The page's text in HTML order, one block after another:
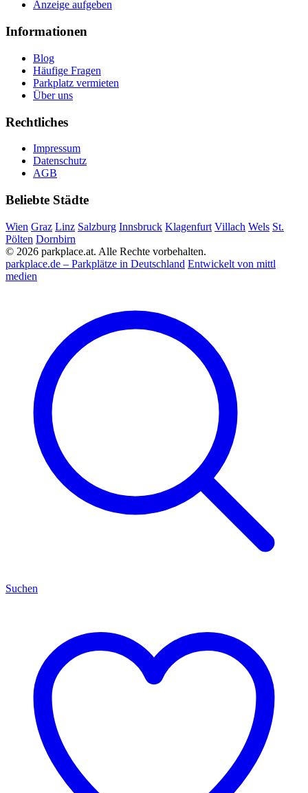
Anzeige aufgeben
Informationen
Blog
Häufige Fragen
Parkplatz vermieten
Über uns
Rechtliches
Impressum
Datenschutz
AGB
Beliebte Städte
Wien Graz Linz Salzburg Innsbruck Klagenfurt Villach Wels St.
Pölten Dornbirn
© 2026 parkplace.at. Alle Rechte vorbehalten.
parkplace.de – Parkplätze in Deutschland Entwickelt von mittl
medien
Suchen